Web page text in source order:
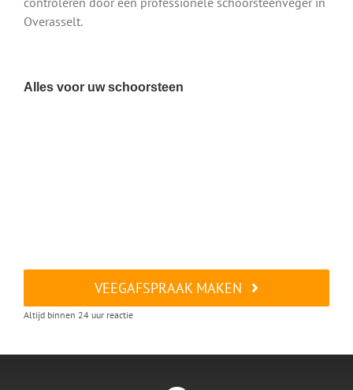
Overasselt.
Alles voor uw schoorsteen
VEEGAFSPRAAK MAKEN
Altijd binnen 24 uur reactie